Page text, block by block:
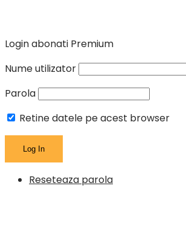
Login abonati Premium
Nume utilizator
Parola
Retine datele pe acest browser
Reseteaza parola